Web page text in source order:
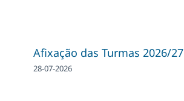
Afixação das Turmas 2026/27
28-07-2026